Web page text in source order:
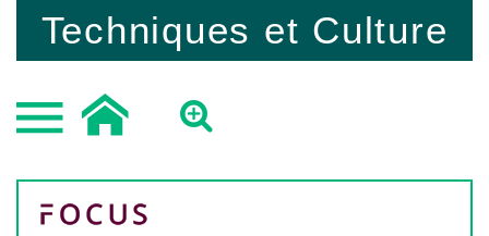
Techniques et Culture